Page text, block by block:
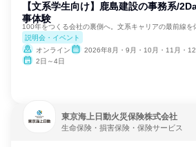
【文系学生向け】鹿島建設の事務系/
事体験
100年をつくる会社の裏側へ。文系キャリアの最前線を
説明会・イベント
オンライン
2026年8月・9月・10月・11月・12月、
2日～4日
東京海上日動火災保険株式会社
生命保険・損害保険・保険サービス